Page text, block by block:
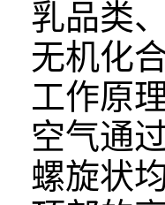
乳品类
无机化
工作原理
空气通
螺旋状